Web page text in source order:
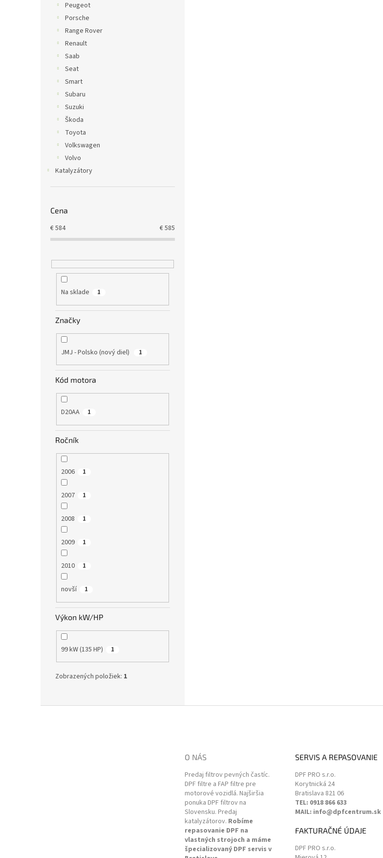
Peugeot
Porsche
Range Rover
Renault
Saab
Seat
Smart
Subaru
Suzuki
Škoda
Toyota
Volkswagen
Volvo
Katalyzátory
Cena
€584 €585
Na sklade 1
Značky
JMJ - Polsko (nový diel) 1
Kód motora
D20AA 1
Ročník
2006 1
2007 1
2008 1
2009 1
2010 1
novší 1
Výkon kW/HP
99 kW (135 HP) 1
Zobrazených položiek: 1
O NÁS
Predaj filtrov pevných častíc.
DPF filtre a FAP filtre pre
motorové vozidlá. Najširšia
ponuka DPF filtrov na
Slovensku. Predaj
katalyzátorov. Robíme
repasovanie DPF na
vlastných strojoch a máme
špecializovaný DPF servis v
SERVIS A REPASOVANIE
DPF PRO s.r.o.
Korytnická 24
Bratislava 821 06
TEL: 0918 866 633
MAIL: info@dpfcentrum.sk
FAKTURAČNÉ ÚDAJE
DPF PRO s.r.o.